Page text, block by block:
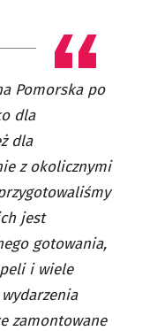
Pomorska po
dla
dla
z okolicznymi
jest
gotowania,
i wiele
zamontowane